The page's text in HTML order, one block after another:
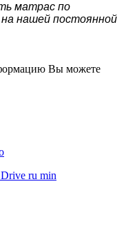
матрас по
нашей постоянной
Вы можете